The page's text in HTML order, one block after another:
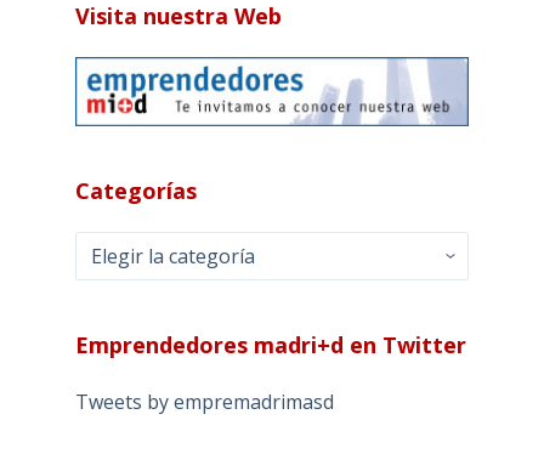
Visita nuestra Web
Categorías
Categorías
Emprendedores madri+d en Twitter
Tweets by empremadrimasd